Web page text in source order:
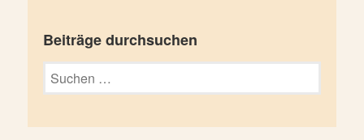
Beiträge durchsuchen
Suchen
nach: